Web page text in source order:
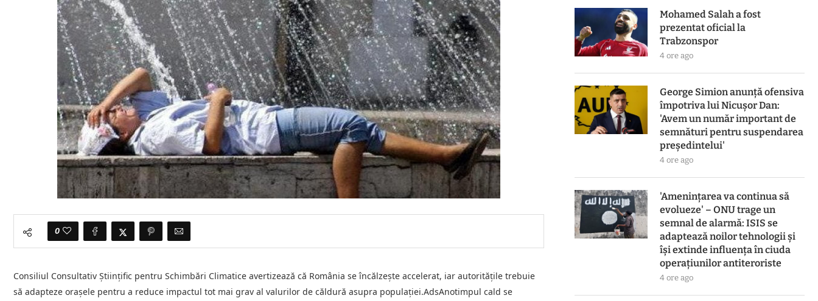
0
Consiliul Consultativ Științific pentru Schimbări Climatice avertizează că România se încălzește accelerat, iar autoritățile trebuie
să adapteze orașele pentru a reduce impactul tot mai grav al valurilor de căldură asupra populației.AdsAnotimpul cald se
Mohamed Salah a fost
prezentat oficial la
Trabzonspor
4 ore ago
George Simion anunță ofensiva
împotriva lui Nicușor Dan:
'Avem un număr important de
semnături pentru suspendarea
președintelui'
4 ore ago
'Amenințarea va continua să
evolueze' – ONU trage un
semnal de alarmă: ISIS se
adaptează noilor tehnologii și
își extinde influența în ciuda
operațiunilor antiteroriste
4 ore ago